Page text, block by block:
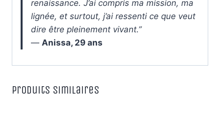
renaissance. J’ai compris ma mission, ma
lignée, et surtout, j’ai ressenti ce que veut
dire être pleinement vivant.”
— Anissa, 29 ans
Produits similaires